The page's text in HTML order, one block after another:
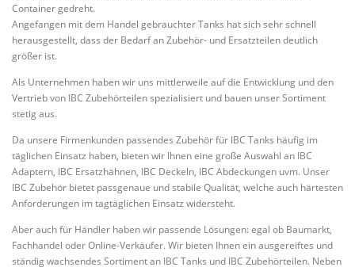
Container gedreht.
Angefangen mit dem Handel gebrauchter Tanks hat sich sehr schnell
herausgestellt, dass der Bedarf an Zubehör- und Ersatzteilen deutlich
größer ist.
Als Unternehmen haben wir uns mittlerweile auf die Entwicklung und den
Vertrieb von IBC Zubehörteilen spezialisiert und bauen unser Sortiment
stetig aus.
Da unsere Firmenkunden passendes Zubehör für IBC Tanks häufig im
täglichen Einsatz haben, bieten wir Ihnen eine große Auswahl an IBC
Adaptern, IBC Ersatzhähnen, IBC Deckeln, IBC Abdeckungen uvm. Unser
IBC Zubehör bietet passgenaue und stabile Qualität, welche auch härtesten
Anforderungen im tagtäglichen Einsatz widersteht.
Aber auch für Händler haben wir passende Lösungen: egal ob Baumarkt,
Fachhandel oder Online-Verkäufer. Wir bieten Ihnen ein ausgereiftes und
ständig wachsendes Sortiment an IBC Tanks und IBC Zubehörteilen. Neben